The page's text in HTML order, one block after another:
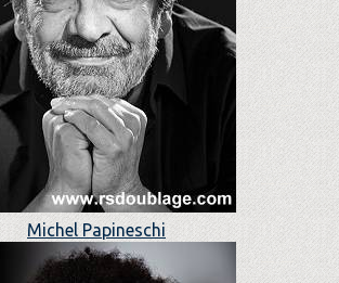
Michel Papineschi